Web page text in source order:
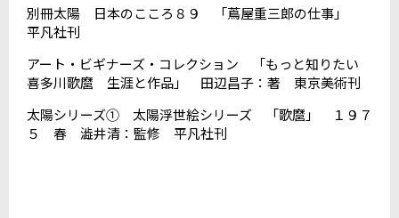
別冊太陽 日本のこころ８９ 「蔦屋重三郎の仕事」
平凡社刊
アート・ビギナーズ・コレクション 「もっと知りたい
喜多川歌麿 生涯と作品」 田辺昌子：著 東京美術刊
太陽シリーズ① 太陽浮世絵シリーズ 「歌麿」 １９７
５ 春 澁井清：監修 平凡社刊